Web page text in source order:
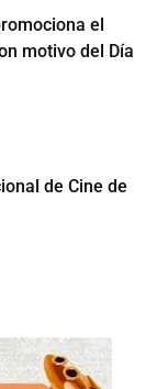
el
motivo del Día
de Cine de